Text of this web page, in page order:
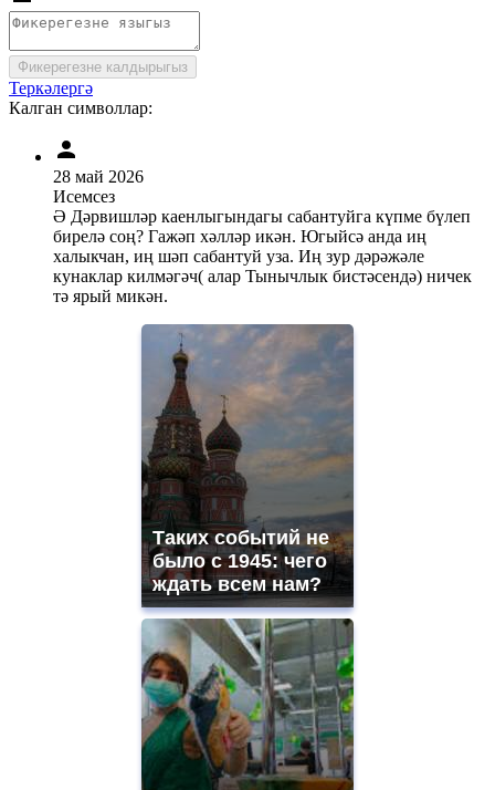
Фикерегезне калдырыгыз
Теркәлергә
Калган символлар:
28 май 2026
Исемсез
Ә Дәрвишләр каенлыгындагы сабантуйга күпме бүлеп
бирелә соң? Гажәп хәлләр икән. Югыйсә анда иң
халыкчан, иң шәп сабантуй уза. Иң зур дәрәжәле
кунаклар килмәгәч( алар Тынычлык бистәсендә) ничек
тә ярый микән.
Таких событий не
было с 1945: чего
ждать всем нам?